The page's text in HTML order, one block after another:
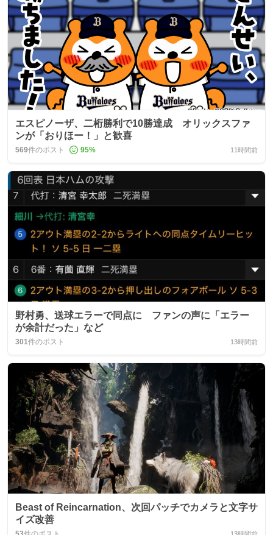
エスピノーザ、二桁勝利で10勝達成 オリックスファ
ンが「おりほー！」と歓喜
569件のポスト 95% 11時間前
野村勇、送球エラーで同点に ファンの声に「エラー
が余計だった」など
301件のポスト 13時間前
Beast of Reincarnation、次回パッチでカメラと文字サ
イズ改善